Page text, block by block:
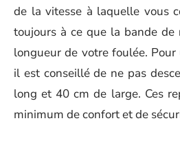
de la vitesse à laquelle vous
toujours à ce que la bande de
longueur de votre foulée.
il est conseillé de ne pas
long et 40 cm de large. Ces
minimum de confort et de